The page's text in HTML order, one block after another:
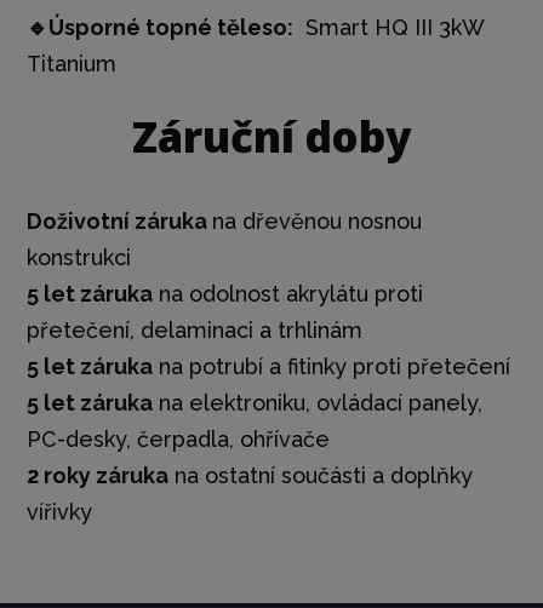
🔹Úsporné topné těleso: Smart HQ III 3kW
Titanium
Záruční doby
Doživotní záruka na dřevěnou nosnou
konstrukci
5 let záruka na odolnost akrylátu proti
přetečení, delaminaci a trhlinám
5 let záruka na potrubí a fitinky proti přetečení
5 let záruka na elektroniku, ovládací panely,
PC-desky, čerpadla, ohřívače
2 roky záruka na ostatní součásti a doplňky
vířivky